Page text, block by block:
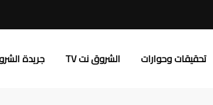
تحقيقات وحوارات الشروق نت TV جريدة